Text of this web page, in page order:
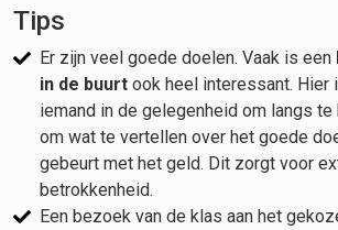
Tips
Er zijn veel goede doelen. Vaak is een
in de buurt ook heel interessant. Hier
iemand in de gelegenheid om langs
om wat te vertellen over het goede
gebeurt met het geld. Dit zorgt voor
betrokkenheid.
Een bezoek van de klas aan het